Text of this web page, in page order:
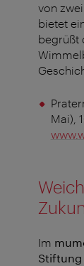
von
bietet
begrüßt
Mai),
Im
Stiftung